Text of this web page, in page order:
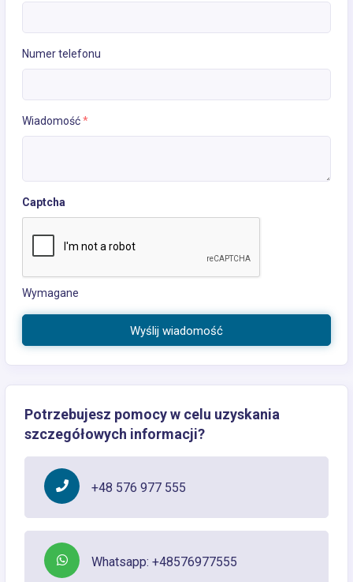
Numer telefonu
Wiadomość*
Captcha
Wymagane
Wyślij wiadomość
Potrzebujesz pomocy w celu uzyskania
szczegółowych informacji?
+48 576 977 555
Whatsapp: +48576977555